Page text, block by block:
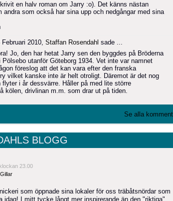
en halv roman om Jarry :o). Det känns nästan
andra som också har sina upp och nedgångar med sina
2010, Staffan Rosendahl sade ...
Jo, den har hetat Jarry sen den byggdes på Bröderna
utanför Göteborg 1934. Vet inte var namnet
föreslog att det kan vara efter den franska
vilket kanske inte är helt otroligt. Däremot är det nog
i år dessvärre. Håller på med lite större
kölen, drivlinan m.m. som drar ut på tiden.
Se alla
BLOGG
23.00
Gillar
som öppnade sina lokaler för oss träbåtsnördar som
idag! I mitt tycke långt mer inspirerande än den "riktiga"